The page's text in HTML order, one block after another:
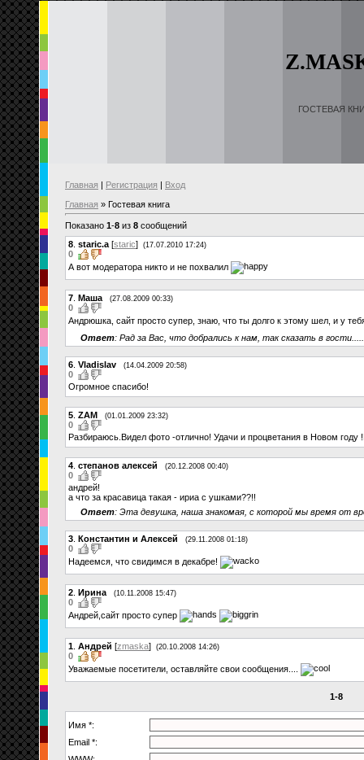
ГОСТЕВАЯ
Главная | Регистрация | Вход
Главная » Гостевая книга
Показано 1-8 из 8 сообщений
8 staric.a [staric] (17.07.2010 17:24)
0
А вот модератора никто и не похвалил
7 Маша (27.08.2009 00:33)
0
Андрюшка, сайт просто супер, знаю, что ты долго к этому шел, и у
Ответ: Рад за Вас, что добрались к нам, так сказать в
6 Vladislav (14.04.2009 20:58)
0
Огромное спасибо!
5 ZAM (01.01.2009 23:32)
0
Разбираюсь.Видел фото -отлично! Удачи и процветания в Новом
4 степанов алексей (20.12.2008 00:40)
0
андрей!
а что за красавица такая - ириа с ушками??!!
Ответ: Эта девушка, наша знакомая, с которой мы время от
3 Константин и Алексей (29.11.2008 01:18)
0
Надеемся, что свидимся в декабре!
2 Ирина (10.11.2008 15:47)
0
Андрей,сайт просто супер
1 Андрей [zmaska] (20.10.2008 14:26)
0
Уважаемые посетители, оставляйте свои сообщения....
1-8
Имя *:
Email *: